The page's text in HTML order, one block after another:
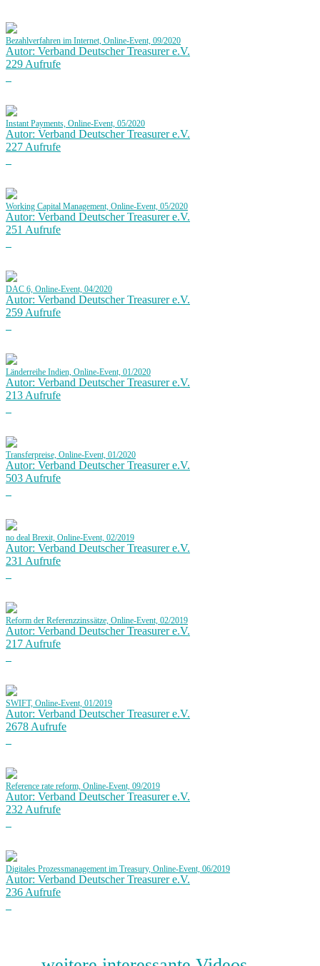
Bezahlverfahren im Internet, Online-Event, 09/2020
Autor: Verband Deutscher Treasurer e.V.
229 Aufrufe
Instant Payments, Online-Event, 05/2020
Autor: Verband Deutscher Treasurer e.V.
227 Aufrufe
Working Capital Management, Online-Event, 05/2020
Autor: Verband Deutscher Treasurer e.V.
251 Aufrufe
DAC 6, Online-Event, 04/2020
Autor: Verband Deutscher Treasurer e.V.
259 Aufrufe
Länderreihe Indien, Online-Event, 01/2020
Autor: Verband Deutscher Treasurer e.V.
213 Aufrufe
Transferpreise, Online-Event, 01/2020
Autor: Verband Deutscher Treasurer e.V.
503 Aufrufe
no deal Brexit, Online-Event, 02/2019
Autor: Verband Deutscher Treasurer e.V.
231 Aufrufe
Reform der Referenzzinssätze, Online-Event, 02/2019
Autor: Verband Deutscher Treasurer e.V.
217 Aufrufe
SWIFT, Online-Event, 01/2019
Autor: Verband Deutscher Treasurer e.V.
2678 Aufrufe
Reference rate reform, Online-Event, 09/2019
Autor: Verband Deutscher Treasurer e.V.
232 Aufrufe
Digitales Prozessmanagement im Treasury, Online-Event, 06/2019
Autor: Verband Deutscher Treasurer e.V.
236 Aufrufe